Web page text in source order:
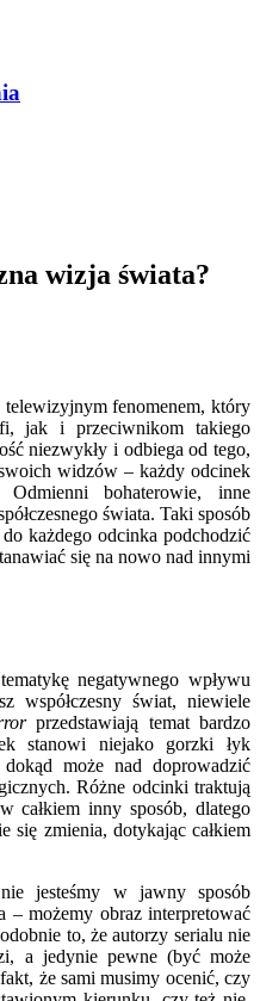
wizja świata?
telewizyjnym fenomenem, który
jak i przeciwnikom takiego
niezwykły i odbiega od tego,
widzów – każdy odcinek
bohaterowie, inne
świata. Taki sposób
każdego odcinka podchodzić
się na nowo nad innymi
negatywnego wpływu
współczesny świat, niewiele
przedstawiają temat bardzo
stanowi niejako gorzki łyk
może nad doprowadzić
Różne odcinki traktują
całkiem inny sposób, dlatego
się zmienia, dotykając całkiem
jesteśmy w jawny sposób
– możemy obraz interpretować
to, że autorzy serialu nie
a jedynie pewne (być może
że sami musimy ocenić, czy